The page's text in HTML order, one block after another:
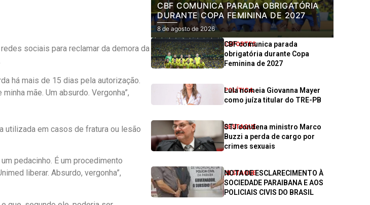
sociais para reclamar da demora da
há mais de 15 dias pela autorização.
mãe. Um absurdo. Vergonha”,
utilizada em casos de fratura ou lesão
pedacinho. É um procedimento
liberar. Absurdo, vergonha”,
CBF COMUNICA PARADA OBRIGATÓRIA
DURANTE COPA FEMININA DE 2027
8 de agosto de 2026
ESPORTES
CBF comunica parada
obrigatória durante Copa
Feminina de 2027
POLÍTICA
Lula nomeia Giovanna Mayer
como juíza titular do TRE-PB
DESTAQUE
STJ condena ministro Marco
Buzzi a perda de cargo por
crimes sexuais
DESTAQUE
NOTA DE ESCLARECIMENTO À
SOCIEDADE PARAIBANA E AOS
POLICIAIS CIVIS DO BRASIL